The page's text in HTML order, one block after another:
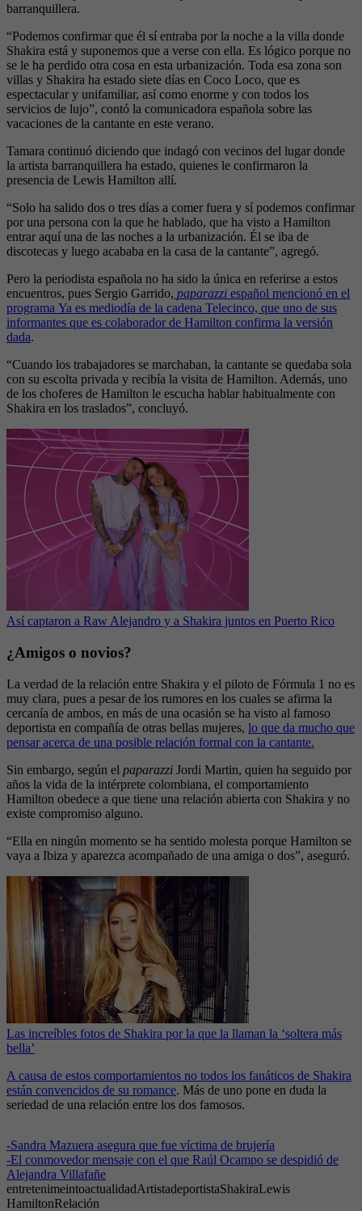
barranquillera.
“Podemos confirmar que él sí entraba por la noche a la villa donde
Shakira está y suponemos que a verse con ella. Es lógico porque no
se le ha perdido otra cosa en esta urbanización. Toda esa zona son
villas y Shakira ha estado siete días en Coco Loco, que es
espectacular y unifamiliar, así como enorme y con todos los
servicios de lujo”, contó la comunicadora española sobre las
vacaciones de la cantante en este verano.
Tamara continuó diciendo que indagó con vecinos del lugar donde
la artista barranquillera ha estado, quienes le confirmaron la
presencia de Lewis Hamilton allí.
“Solo ha salido dos o tres días a comer fuera y sí podemos confirmar
por una persona con la que he hablado, que ha visto a Hamilton
entrar aquí una de las noches a la urbanización. Él se iba de
discotecas y luego acababa en la casa de la cantante”, agregó.
Pero la periodista española no ha sido la única en referirse a estos
encuentros, pues Sergio Garrido, paparazzi español mencionó en el
programa Ya es mediodía de la cadena Telecinco, que uno de sus
informantes que es colaborador de Hamilton confirma la versión
dada.
“Cuando los trabajadores se marchaban, la cantante se quedaba sola
con su escolta privada y recibía la visita de Hamilton. Además, uno
de los choferes de Hamilton le escucha hablar habitualmente con
Shakira en los traslados”, concluyó.
Así captaron a Raw Alejandro y a Shakira juntos en Puerto Rico
¿Amigos o novios?
La verdad de la relación entre Shakira y el piloto de Fórmula 1 no es
muy clara, pues a pesar de los rumores en los cuales se afirma la
cercanía de ambos, en más de una ocasión se ha visto al famoso
deportista en compañía de otras bellas mujeres, lo que da mucho que
pensar acerca de una posible relación formal con la cantante.
Sin embargo, según el paparazzi Jordi Martin, quien ha seguido por
años la vida de la intérprete colombiana, el comportamiento
Hamilton obedece a que tiene una relación abierta con Shakira y no
existe compromiso alguno.
“Ella en ningún momento se ha sentido molesta porque Hamilton se
vaya a Ibiza y aparezca acompañado de una amiga o dos”, aseguró.
Las increíbles fotos de Shakira por la que la llaman la ‘soltera más
bella’
A causa de estos comportamientos no todos los fanáticos de Shakira
están convencidos de su romance. Más de uno pone en duda la
seriedad de una relación entre los dos famosos.
-Sandra Mazuera asegura que fue víctima de brujería
-El conmovedor mensaje con el que Raúl Ocampo se despidió de
Alejandra Villafañe
entretenimeintoactualidadArtistadeportistaShakiraLewis
HamiltonRelación